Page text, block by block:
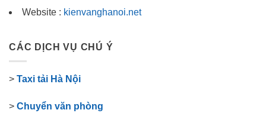
Website : kienvanghanoi.net
CÁC DỊCH VỤ CHÚ Ý
> Taxi tải Hà Nội
> Chuyển văn phòng